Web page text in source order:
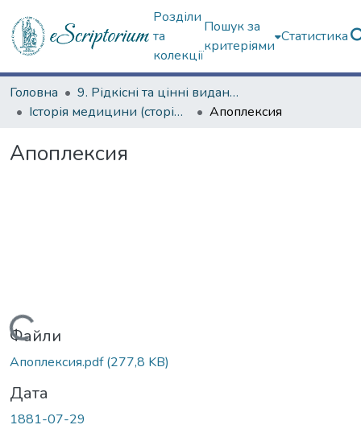
Розділи
та
колекції
Пошук за
критеріями
Статистика
Головна
9. Рідкісні та цінні видання
Історія медицини (сторінками періодичних видань)
Апоплексия
Апоплексия
Вантажиться...
Файли
Апоплексия.pdf(277,8 KB)
Дата
1881-07-29